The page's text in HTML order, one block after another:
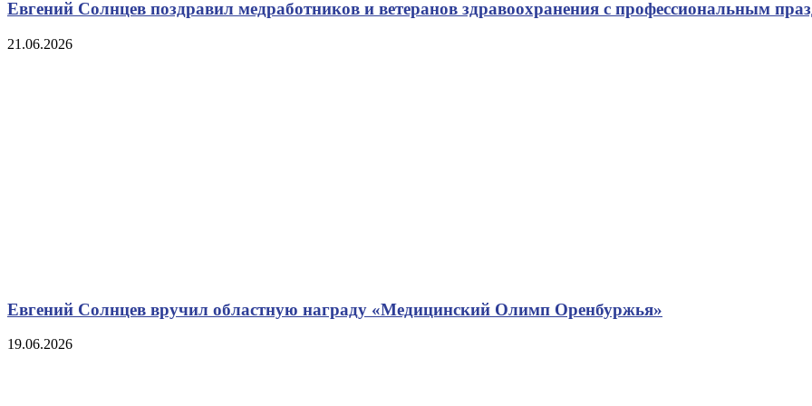
Евгений Солнцев поздравил медработников и ветеранов здравоохранения с профессиональным
21.06.2026
Евгений Солнцев вручил областную награду «Медицинский Олимп Оренбуржья»
19.06.2026